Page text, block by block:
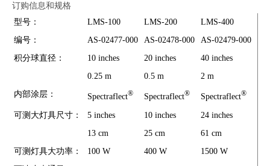
订购信息和规格
型号：
LMS-100 LMS-200 LMS-400
编号：
AS-02477-000 AS-02478-000 AS-02479-000
积分球直径：
10 inches 20 inches 40 inches
0.25 m
0.5 m 2 m
内部涂层：
Spectraflect® Spectraflect® Spectraflect®
可测大灯具尺寸： 5 inches 10 inches 24 inches
13 cm
25 cm 61 cm
可测灯具大功率：
100 W 400 W 1500 W